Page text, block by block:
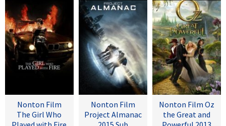
Nonton Film
The Girl Who
Nonton Film
Project Almanac
Nonton Film Oz
the Great and